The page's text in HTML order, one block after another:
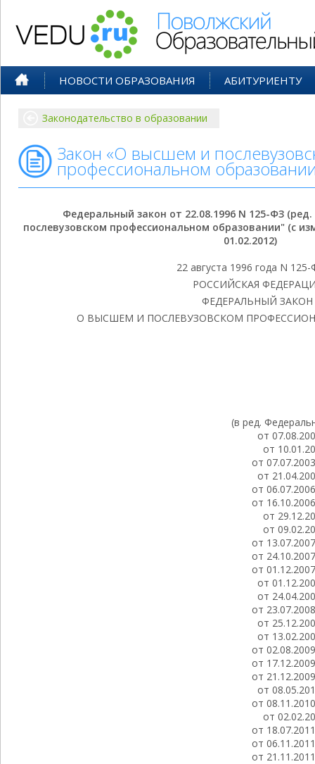
НОВОСТИ ОБРАЗОВАНИЯ АБИТУРИЕНТУ
Законодательство в образовании
Закон «О высшем и
профессиональном
Федеральный закон от 22.08.1996 N 125-ФЗ
послевузовском профессиональном образовании" (с
01.02.2012)
22 августа 1996 года N
РОССИЙСКАЯ
ФЕДЕРАЛЬНЫЙ ЗАКОН
О ВЫСШЕМ И ПОСЛЕВУЗОВСКОМ
(в ред.
от
от
от
от
от
от
от
от
от
от
от
от
от
от
от
от
от
от
от
от
от
от
от
от
от